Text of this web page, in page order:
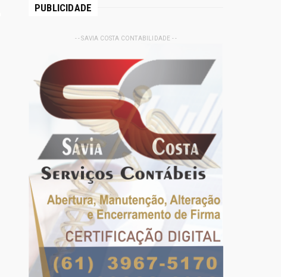
PUBLICIDADE
- - SAVIA COSTA CONTABILIDADE - -